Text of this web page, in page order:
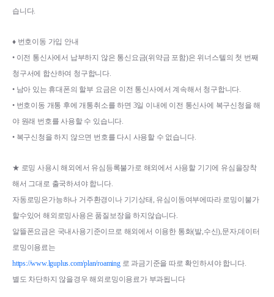
습니다.
♦ 번호이동 가입 안내
• 이전 통신사에서 납부하지 않은 통신요금(위약금 포함)은 위너스텔의 첫 번째
청구서에 합산하여 청구합니다.
• 남아 있는 휴대폰의 할부 요금은 이전 통신사에서 계속해서 청구합니다.
• 번호이동 개통 후에 개통취소를 하면 3일 이내에 이전 통신사에 복구신청을 해
야 원래 번호를 사용할 수 있습니다.
• 복구신청을 하지 않으면 번호를 다시 사용할 수 없습니다.
★ 로밍 사용시 해외에서 유심등록불가로 해외에서 사용할 기기에 유심을장착
해서 그대로 출국하셔야 합니다.
자동로밍은가능하나 거주환경이나 기기상태, 유심이동여부에따라 로밍이불가
할수있어 해외로밍사용은 품질보장을 하지않습니다.
알뜰폰요금은 국내사용기준이므로 해외에서 이용한 통화(발,수신),문자,데이터
로밍이용료는
https://www.lguplus.com/plan/roaming 로 과금기준을 따로 확인하셔야 합니다.
별도 차단하지 않을경우 해외로밍이용료가 부과됩니다